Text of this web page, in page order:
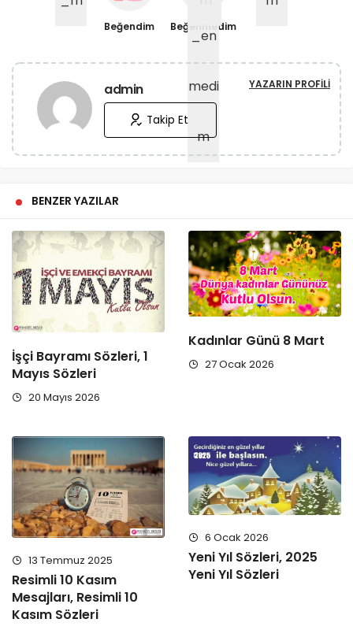
Beğendim Beğenmedim
admin YAZARIN PROFILI
Takip Et
BENZER YAZILAR
İşçi Bayramı Sözleri, 1
Mayıs Sözleri
20 Mayıs 2026
Kadınlar Günü 8 Mart
27 Ocak 2026
13 Temmuz 2025
Resimli 10 Kasım
Mesajları, Resimli 10
Kasım Sözleri
6 Ocak 2026
Yeni Yıl Sözleri, 2025
Yeni Yıl Sözleri